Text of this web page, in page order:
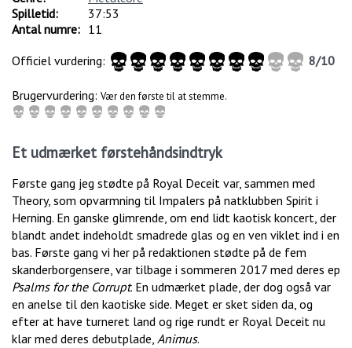
Spilletid:
37:53
Antal numre: 11
Officiel vurdering:
8/10
Brugervurdering: Vær den første til at stemme.
Et udmærket førstehåndsindtryk
Første gang jeg stødte på Royal Deceit var, sammen med
Theory, som opvarmning til Impalers på natklubben Spirit i
Herning. En ganske glimrende, om end lidt kaotisk koncert, der
blandt andet indeholdt smadrede glas og en ven viklet ind i en
bas. Første gang vi her på redaktionen stødte på de fem
skanderborgensere, var tilbage i sommeren 2017 med deres ep
Psalms for the Corrupt. En udmærket plade, der dog også var
en anelse til den kaotiske side. Meget er sket siden da, og
efter at have turneret land og rige rundt er Royal Deceit nu
klar med deres debutplade, Animus.